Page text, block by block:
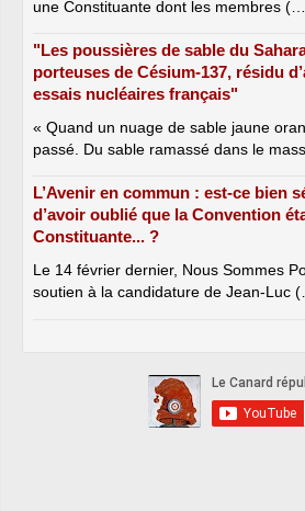
une Constituante dont les membres
"Les poussières de sable du
porteuses de Césium-137, résidu
essais nucléaires français"
« Quand un nuage de sable jaune
passé. Du sable ramassé dans le
L’Avenir en commun : est-ce bien
d’avoir oublié que la Convention
Constituante... ?
Le 14 février dernier, Nous Sommes
soutien à la candidature de Jean-Luc